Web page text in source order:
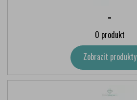
-
0 produkt
Zobrazit produkty